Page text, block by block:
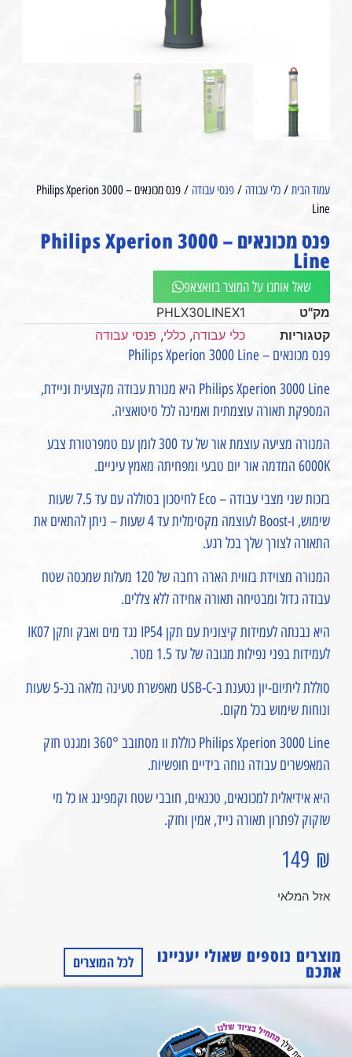
עמוד הבית/ כלי עבודה / פנסי עבודה
/ פנס מכונאים – Philips Xperion 3000
Line
פנס מכונאים – Philips Xperion 3000
Line
שאל אותנו על המוצר בוואצאפ
מק"ט
PHLX30LINEX1
קטגוריות
כלי עבודה, כללי, פנסי עבודה
פנס מכונאים – Philips Xperion 3000 Line
Philips Xperion 3000 Line היא מנורת עבודה מקצועית וניידת,
המספקת תאורה עוצמתית ואמינה לכל סיטואציה.
המנורה מציעה עוצמת אור של עד 300 לומן עם טמפרטורת צבע
6000K המדמה אור יום טבעי ומפחיתה מאמץ עיניים.
בזכות שני מצבי עבודה – Eco לחיסכון בסוללה עם עד 7.5 שעות
שימוש, ו-Boost לעוצמה מקסימלית עד 4 שעות – ניתן להתאים את
התאורה לצורך שלך בכל רגע.
המנורה מצוידת בזווית הארה רחבה של 120 מעלות שמכסה שטח
עבודה גדול ומבטיחה תאורה אחידה ללא צללים.
היא נבנתה לעמידות קיצונית עם תקן IP54 נגד מים ואבק ותקן IK07
לעמידות בפני נפילות מגובה של עד 1.5 מטר.
סוללת ליתיום-יון נטענת ב-USB-C מאפשרת טעינה מלאה בכ-5 שעות
ונוחות שימוש בכל מקום.
Philips Xperion 3000 Line כוללת וו מסתובב 360° ומגנט חזק
המאפשרים עבודה נוחה בידיים חופשיות.
היא אידיאלית למכונאים, טכנאים, חובבי שטח וקמפינג או כל מי
שזקוק לפתרון תאורה נייד, אמין וחזק.
149 ₪
אזל המלאי
מוצרים נוספים שאולי יעניינו
אתכם לכל המוצרים